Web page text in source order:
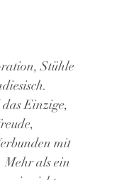
Stühle
Einzige,
mit
Mehr als ein